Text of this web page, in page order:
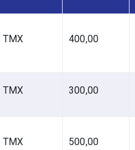
ΤΜΧ 400,00
ΤΜΧ 300,00
ΤΜΧ 500,00